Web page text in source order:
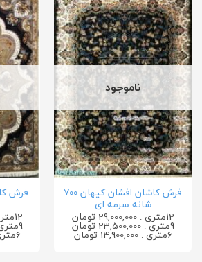
ناموجود
فرش کاشان افشان کیهان ۷۰۰
شانه سرمه ای
12متری : 29,000,000 تومان
9متری : 23,500,000 تومان
6متری : 14,900,000 تومان
12متری : 29,000,000 تومان
9متری : 23,500,000 تومان
6متری : 14,900,000 تومان